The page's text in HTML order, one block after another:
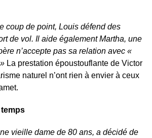
coup de point, Louis défend des
de vol. Il aide également Martha, une
n’accepte pas sa relation avec «
La prestation époustouflante de Victor
naturel n’ont rien à envier à ceux
vieille dame de 80 ans, a décidé de